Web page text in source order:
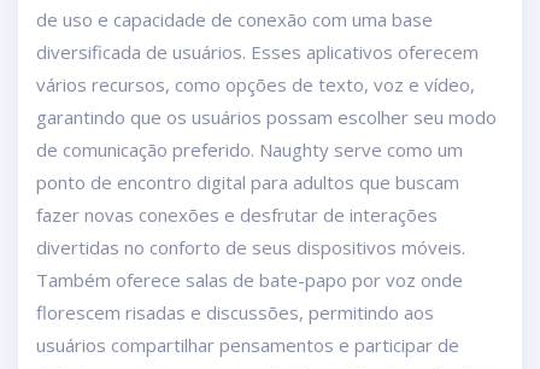
de uso e capacidade de conexão com uma base
diversificada de usuários. Esses aplicativos oferecem
vários recursos, como opções de texto, voz e vídeo,
garantindo que os usuários possam escolher seu modo
de comunicação preferido. Naughty serve como um
ponto de encontro digital para adultos que buscam
fazer novas conexões e desfrutar de interações
divertidas no conforto de seus dispositivos móveis.
Também oferece salas de bate-papo por voz onde
florescem risadas e discussões, permitindo aos
usuários compartilhar pensamentos e participar de